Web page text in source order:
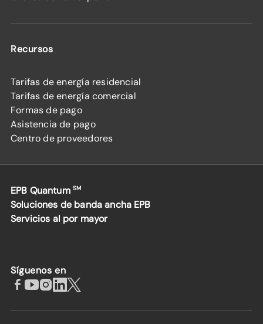
Recursos
Tarifas de energía residencial
Tarifas de energía comercial
Formas de pago
Asistencia de pago
Centro de proveedores
EPB Quantum SM
Soluciones de banda ancha EPB
Servicios al por mayor
Síguenos en